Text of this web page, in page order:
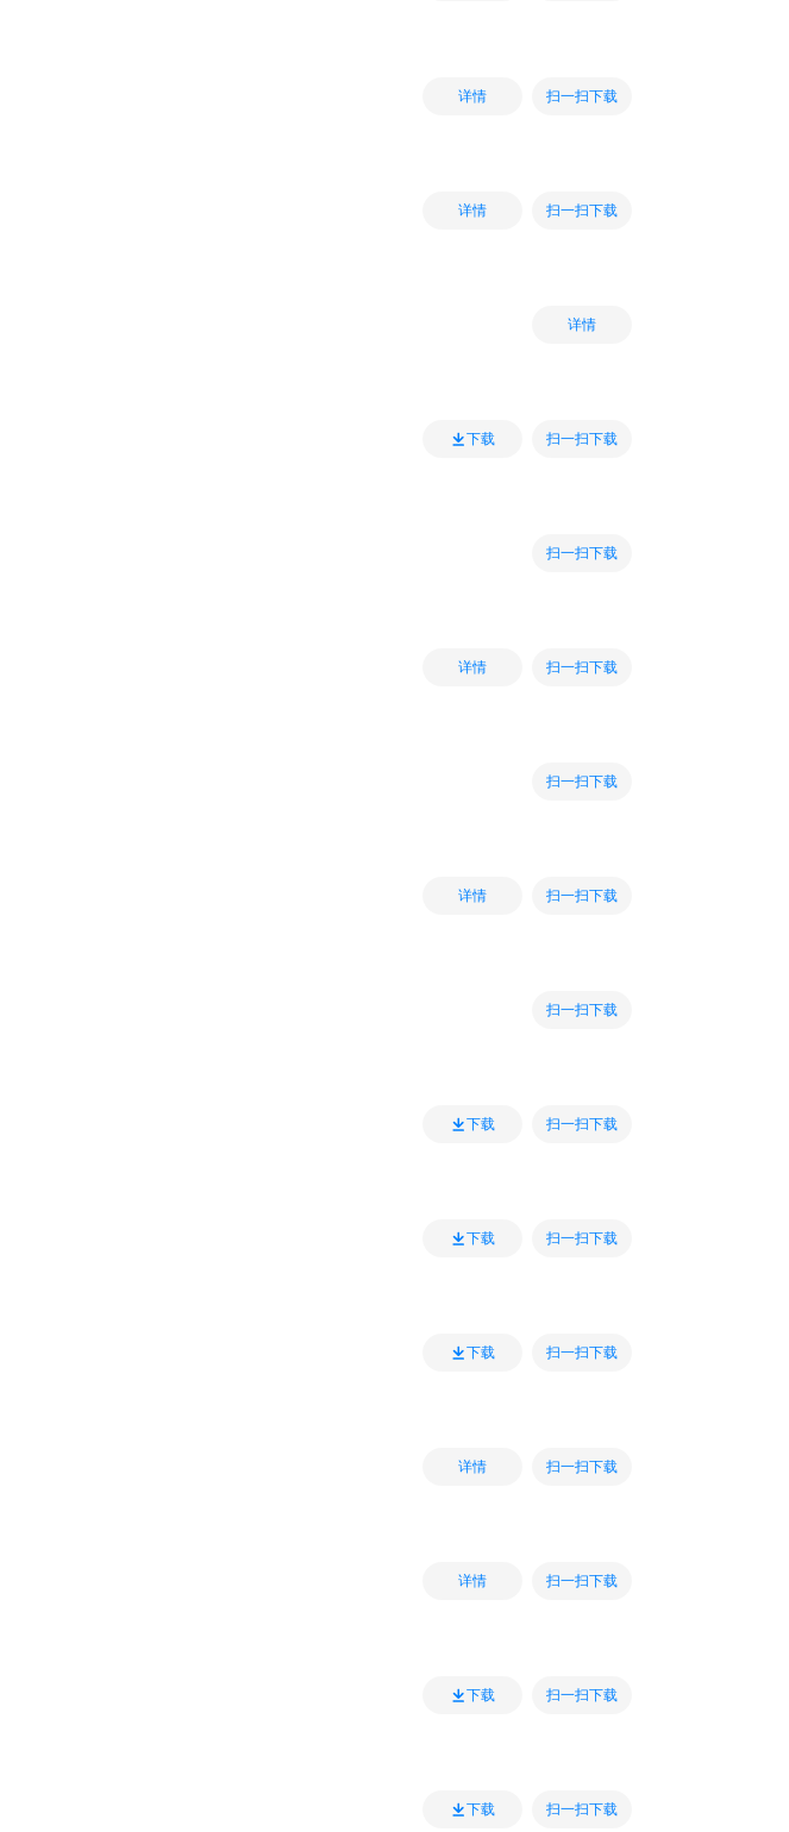
详情 扫一扫下载
详情 扫一扫下载
详情
下载 扫一扫下载
扫一扫下载
详情 扫一扫下载
扫一扫下载
详情 扫一扫下载
扫一扫下载
下载 扫一扫下载
下载 扫一扫下载
下载 扫一扫下载
详情 扫一扫下载
详情 扫一扫下载
下载 扫一扫下载
下载 扫一扫下载